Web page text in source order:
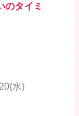
のタイミ
水)